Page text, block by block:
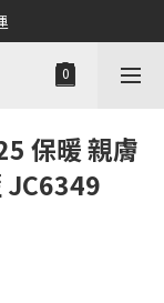
保暖 親膚
JC6349